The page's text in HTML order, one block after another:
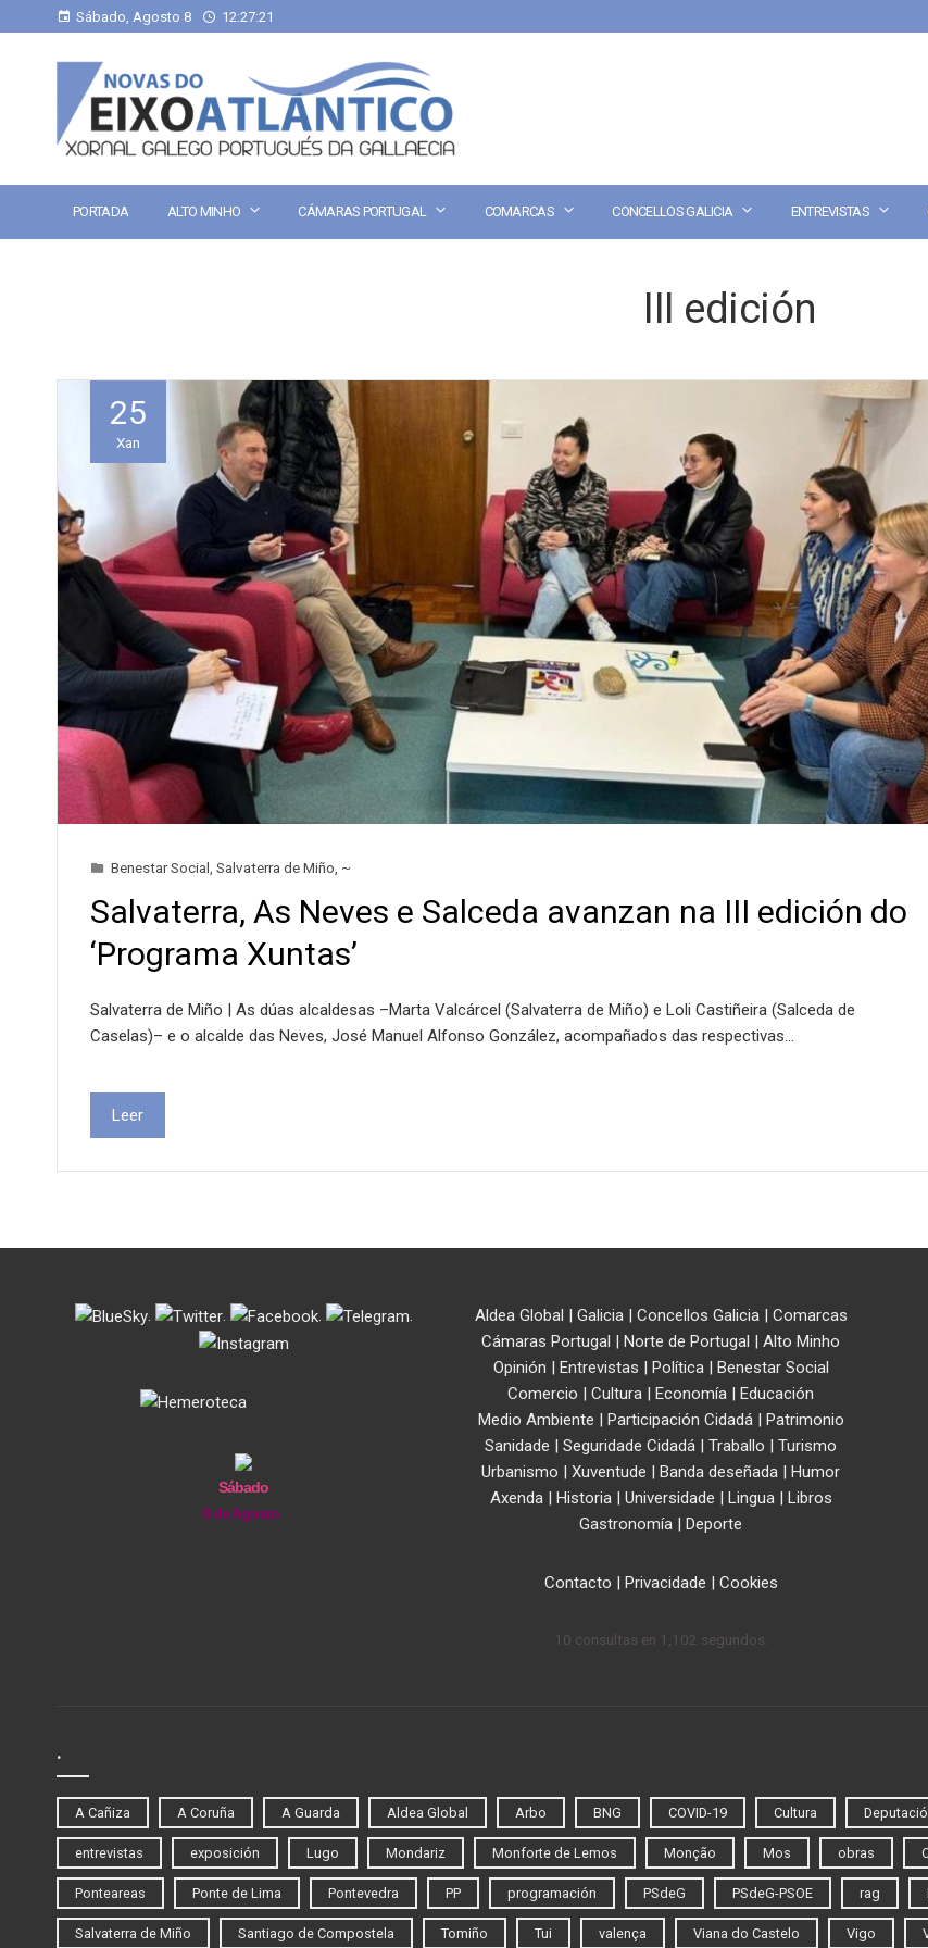
Sábado, Agosto 8 12:27:21
PORTADA ALTO MINHO CÁMARAS PORTUGAL COMARCAS CONCELLOS GALICIA ENTREVISTAS
III edición
25
Xan
Benestar Social Salvaterra de Miño ~
Salvaterra, As Neves e Salceda avanzan na III edición do
‘Programa Xuntas’
Salvaterra de Miño | As dúas alcaldesas –Marta Valcárcel (Salvaterra de Miño) e Loli Castiñeira (Salceda de
Caselas)– e o alcalde das Neves, José Manuel Alfonso González, acompañados das respectivas…
Leer
. . . .
Sábado
8 de Agosto
Aldea Global | Galicia| Concellos Galicia| Comarcas
Cámaras Portugal | Norte de Portugal | Alto Minho
Opinión | Entrevistas | Política| Benestar Social
Comercio | Cultura | Economía | Educación
Medio Ambiente | Participación Cidadá| Patrimonio
Sanidade | Seguridade Cidadá | Traballo | Turismo
Urbanismo | Xuventude | Banda deseñada | Humor
Axenda| Historia| Universidade | Lingua| Libros
Gastronomía | Deporte
Contacto | Privacidade | Cookies
10 consultas en 1,102 segundos.
.
A Cañiza A Coruña A Guarda Aldea Global Arbo BNG COVID-19 Cultura
entrevistas exposición Lugo Mondariz Monforte de Lemos Monção Mos obras
Ponteareas Ponte de Lima Pontevedra PP programación PSdeG PSdeG-PSOE rag
Salvaterra de Miño Santiago de Compostela Tomiño Tui valença Viana do Castelo Vigo